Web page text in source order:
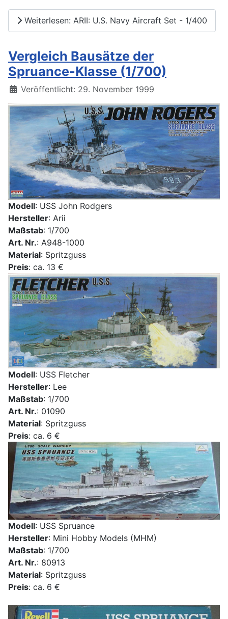
Weiterlesen: ARII: U.S. Navy Aircraft Set - 1/400
Vergleich Bausätze der
Spruance-Klasse (1/700)
Details
Veröffentlicht: 29. November 1999
Modell: USS John Rodgers
Hersteller: Arii
Maßstab: 1/700
Art. Nr.: A948-1000
Material: Spritzguss
Preis: ca. 13 €
Modell: USS Fletcher
Hersteller: Lee
Maßstab: 1/700
Art. Nr.: 01090
Material: Spritzguss
Preis: ca. 6 €
Modell: USS Spruance
Hersteller: Mini Hobby Models (MHM)
Maßstab: 1/700
Art. Nr.: 80913
Material: Spritzguss
Preis: ca. 6 €